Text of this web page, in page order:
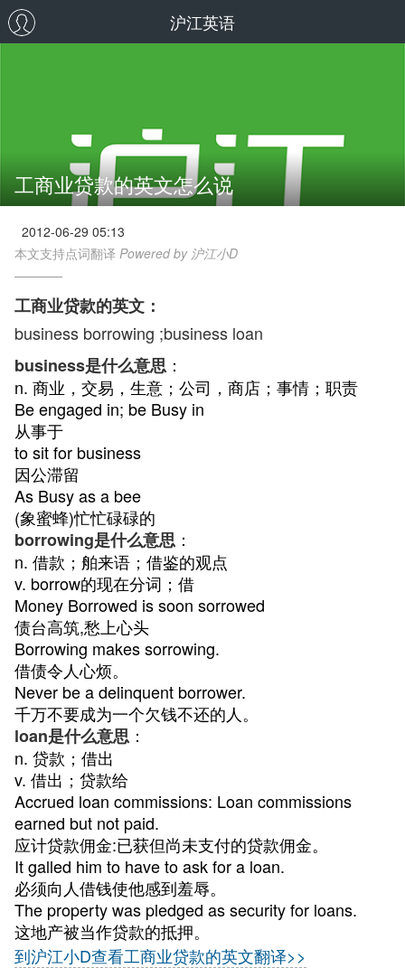
沪江英语
工商业贷款的英文怎么说
2012-06-29 05:13
本文支持点词翻译 Powered by 沪江小D
工商业贷款的英文：
business borrowing ;business loan
business是什么意思 ：
n. 商业，交易，生意；公司，商店；事情；职责
Be engaged in; be Busy in
从事于
to sit for business
因公滞留
As Busy as a bee
(象蜜蜂)忙忙碌碌的
borrowing是什么意思 ：
n. 借款；舶来语；借鉴的观点
v. borrow的现在分词；借
Money Borrowed is soon sorrowed
债台高筑,愁上心头
Borrowing makes sorrowing.
借债令人心烦。
Never be a delinquent borrower.
千万不要成为一个欠钱不还的人。
loan是什么意思 ：
n. 贷款；借出
v. 借出；贷款给
Accrued loan commissions: Loan commissions
earned but not paid.
应计贷款佣金:已获但尚未支付的贷款佣金。
It galled him to have to ask for a loan.
必须向人借钱使他感到羞辱。
The property was pledged as security for loans.
这地产被当作贷款的抵押。
到沪江小D查看工商业贷款的英文翻译>>